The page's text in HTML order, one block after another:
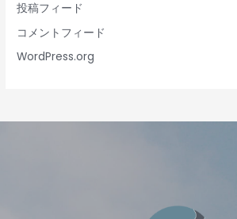
投稿フィード
コメントフィード
WordPress.org